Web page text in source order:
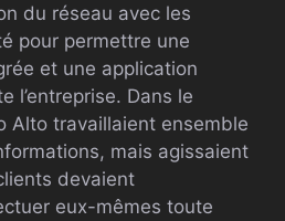
du réseau avec les
pour permettre une
et une application
l’entreprise. Dans le
Alto travaillaient ensemble
mais agissaient
devaient
eux-mêmes toute